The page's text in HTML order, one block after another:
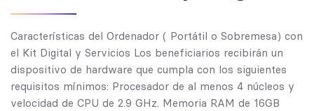
Características del Ordenador ( Portátil o Sobremesa) con
el Kit Digital y Servicios Los beneficiarios recibirán un
dispositivo de hardware que cumpla con los siguientes
requisitos mínimos: Procesador de al menos 4 núcleos y
velocidad de CPU de 2.9 GHz. Memoria RAM de 16GB